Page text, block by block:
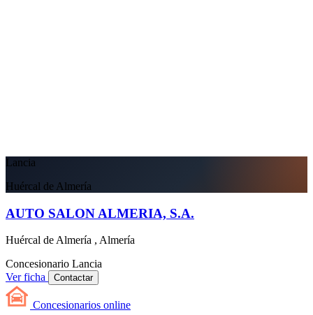
Lancia
Huércal de Almería
AUTO SALON ALMERIA, S.A.
Huércal de Almería , Almería
Concesionario Lancia
Ver ficha
Contactar
Concesionarios online